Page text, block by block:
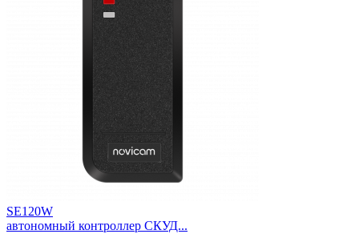
SE120W
автономный контроллер СКУД...